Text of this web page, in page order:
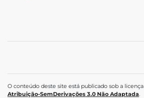
O conteúdo deste site está publicado sob a licença
Atribuição-SemDerivações 3.0 Não Adaptada